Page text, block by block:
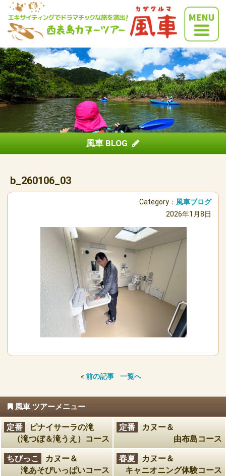
風車 BLOG
b_260106_03
Category： 風車ブログ
2026年1月8日
« 前の記事 一覧へ
風車 ツアーメニュー
定番
ピナイサーラの滝
（滝つぼ＆滝うえ）コース
定番
カヌー＆
由布島コース
ちびっこ
カヌー＆
滝あそびいっぱいコース
春夏
カヌー＆
キャニオニング体験コース